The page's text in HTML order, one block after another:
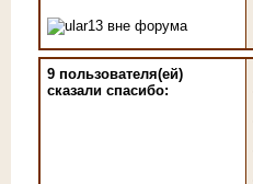
9 пользователя(ей)
сказали cпасибо: